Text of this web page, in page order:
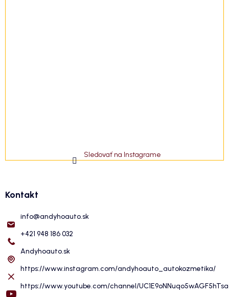
Sledovať na Instagrame
Kontakt
info@andyhoauto.sk
+421 948 186 032
Andyhoauto.sk
https://www.instagram.com/andyhoauto_autokozmetika/
https://www.youtube.com/channel/